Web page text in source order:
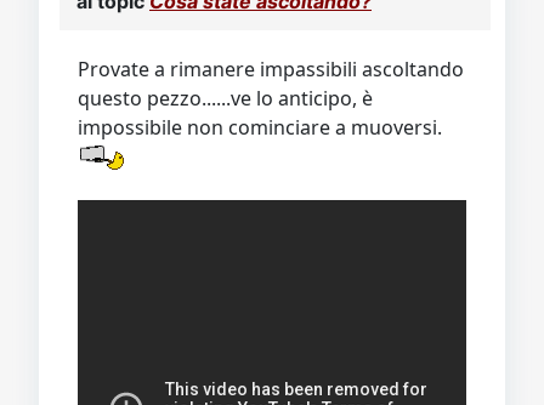
Provate a rimanere impassibili ascoltando
questo pezzo......ve lo anticipo, è
impossibile non cominciare a muoversi.